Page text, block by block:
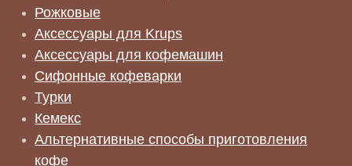
Рожковые
Аксессуары для Krups
Аксессуары для кофемашин
Сифонные кофеварки
Турки
Кемекс
Альтернативные способы приготовления
кофе